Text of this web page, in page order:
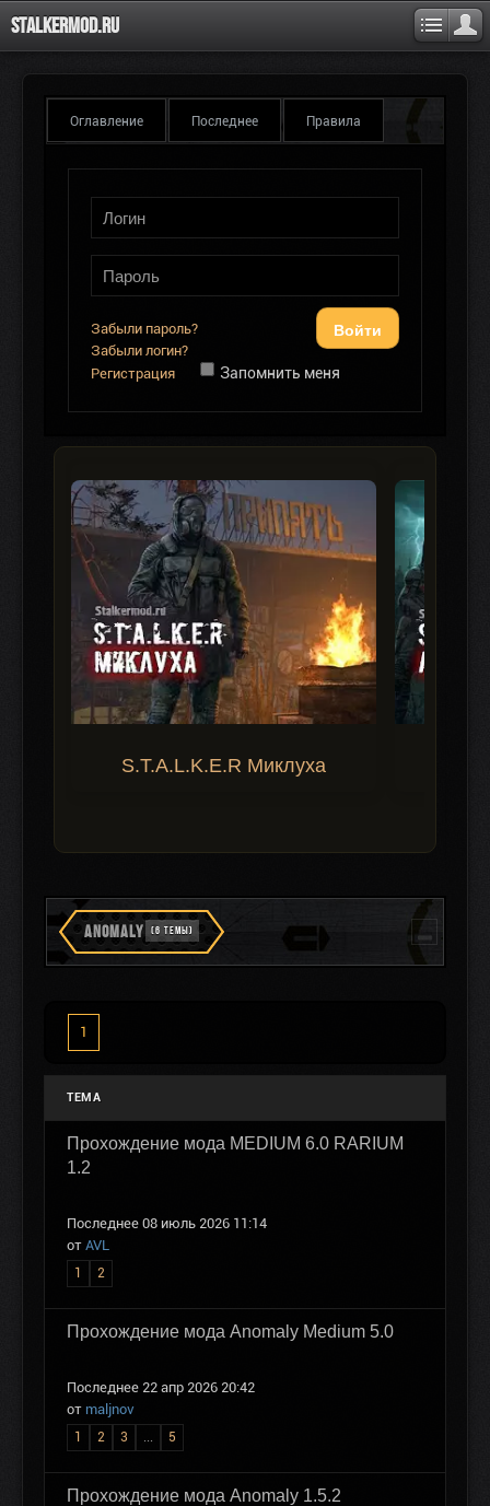
Stalkermod.ru
Оглавление Последнее Правила
Войти
Забыли пароль?
Забыли логин?
Регистрация
Запомнить меня
S.T.A.L.K.E.R Миклуха
ANOMALY (6 ТЕМЫ)
1
ТЕМА
Прохождение мода MEDIUM 6.0 RARIUM
1.2
Последнее 08 июль 2026 11:14
от AVL
1 2
Прохождение мода Anomaly Medium 5.0
Последнее 22 апр 2026 20:42
от maljnov
1 2 3 ... 5
Прохождение мода Anomaly 1.5.2